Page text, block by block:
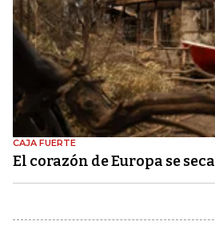
CAJA FUERTE
El corazón de Europa se seca